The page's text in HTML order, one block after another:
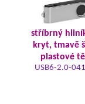
stříbrný
kryt, tmavě
plastové
USB6-2.0-